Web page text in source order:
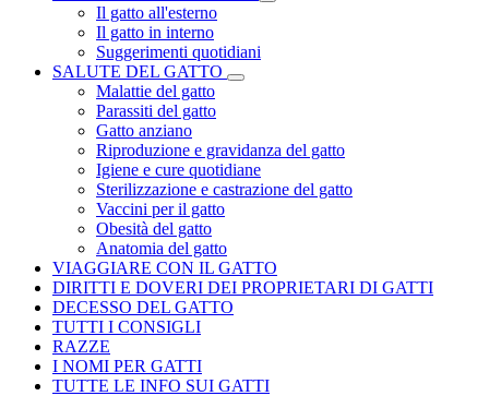
Il gatto all'esterno
Il gatto in interno
Suggerimenti quotidiani
SALUTE DEL GATTO
Malattie del gatto
Parassiti del gatto
Gatto anziano
Riproduzione e gravidanza del gatto
Igiene e cure quotidiane
Sterilizzazione e castrazione del gatto
Vaccini per il gatto
Obesità del gatto
Anatomia del gatto
VIAGGIARE CON IL GATTO
DIRITTI E DOVERI DEI PROPRIETARI DI GATTI
DECESSO DEL GATTO
TUTTI I CONSIGLI
RAZZE
I NOMI PER GATTI
TUTTE LE INFO SUI GATTI